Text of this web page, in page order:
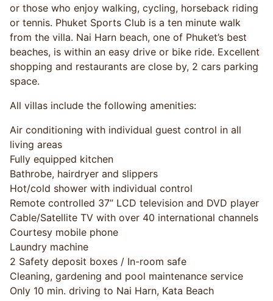
or those who enjoy walking, cycling, horseback riding
or tennis. Phuket Sports Club is a ten minute walk
from the villa. Nai Harn beach, one of Phuket’s best
beaches, is within an easy drive or bike ride. Excellent
shopping and restaurants are close by, 2 cars parking
space.
All villas include the following amenities:
Air conditioning with individual guest control in all
living areas
Fully equipped kitchen
Bathrobe, hairdryer and slippers
Hot/cold shower with individual control
Remote controlled 37’’ LCD television and DVD player
Cable/Satellite TV with over 40 international channels
Courtesy mobile phone
Laundry machine
2 Safety deposit boxes / In-room safe
Cleaning, gardening and pool maintenance service
Only 10 min. driving to Nai Harn, Kata Beach